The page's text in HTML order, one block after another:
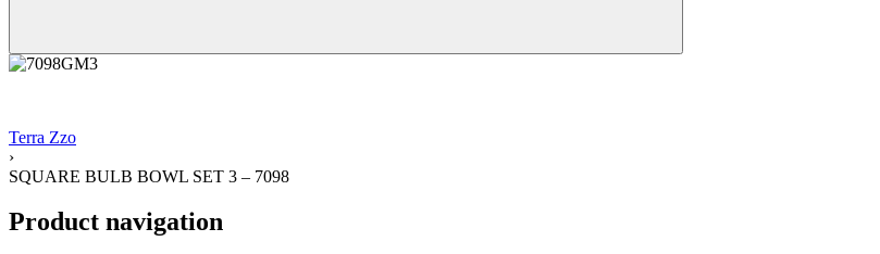
Terra Zzo
›
SQUARE BULB BOWL SET 3 – 7098
Product navigation